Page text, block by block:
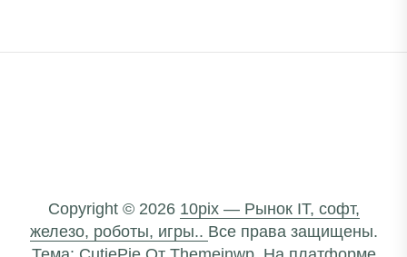
Copyright © 2026 10pix — Рынок IT, софт,
железо, роботы, игры.. Все права защищены.